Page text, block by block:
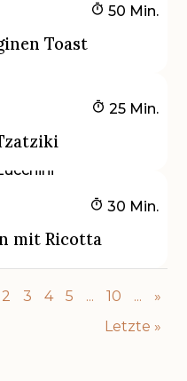
50Minuten
Min.
Toast
25Minuten
Min.
30Minuten
Min.
mit Ricotta
2 3 4 5 ... 10 ...
»
Letzte »